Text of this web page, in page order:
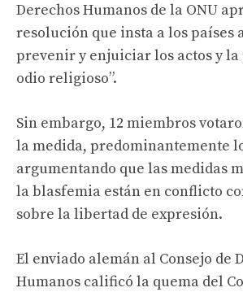
Derechos Humanos de la ONU
resolución que insta a los países
prevenir y enjuiciar los actos y
odio religioso”.
Sin embargo, 12 miembros
la medida, predominantemente
argumentando que las medidas
la blasfemia están en conflicto
sobre la libertad de expresión.
El enviado alemán al Consejo de
Humanos calificó la quema del